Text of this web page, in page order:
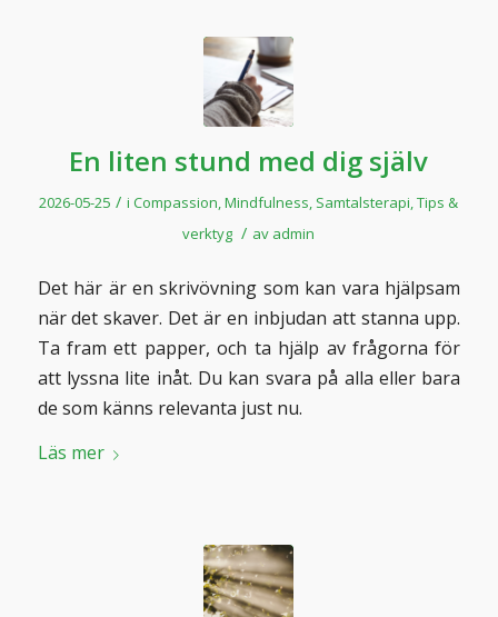
En liten stund med dig själv
2026-05-25 / iCompassion,Mindfulness, Samtalsterapi,Tips &
verktyg / av admin
Det här är en skrivövning som kan vara hjälpsam
när det skaver. Det är en inbjudan att stanna upp.
Ta fram ett papper, och ta hjälp av frågorna för
att lyssna lite inåt. Du kan svara på alla eller bara
de som känns relevanta just nu.
Läs mer